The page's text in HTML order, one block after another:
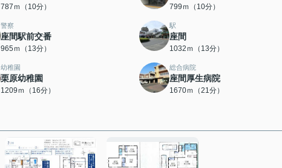
787ｍ（10分） 799ｍ（10分）
警察
座間駅前交番
965ｍ（13分）
駅
座間
1032ｍ（13分）
幼稚園
栗原幼稚園
1209ｍ（16分）
総合病院
座間厚生病院
1670ｍ（21分）